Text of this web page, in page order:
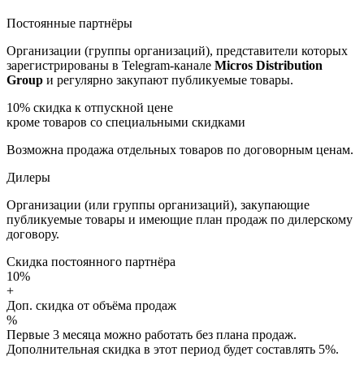
Постоянные партнёры
Организации (группы организаций), представители которых
зарегистрированы в Telegram-канале Micros Distribution
Group и регулярно закупают публикуемые товары.
10% скидка к отпускной цене
кроме товаров со специальными скидками
Возможна продажа отдельных товаров по договорным ценам.
Дилеры
Организации (или группы организаций), закупающие
публикуемые товары и имеющие план продаж по дилерскому
договору.
Скидка постоянного партнёра
10%
+
Доп. скидка от объёма продаж
%
Первые 3 месяца можно работать без плана продаж.
Дополнительная скидка в этот период будет составлять 5%.